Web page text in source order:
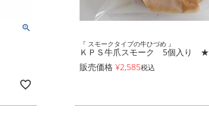
『 スモークタイプの牛ひづめ 』
ＫＰＳ牛爪スモーク 5個入り ★
販売価格 ¥2,585税込